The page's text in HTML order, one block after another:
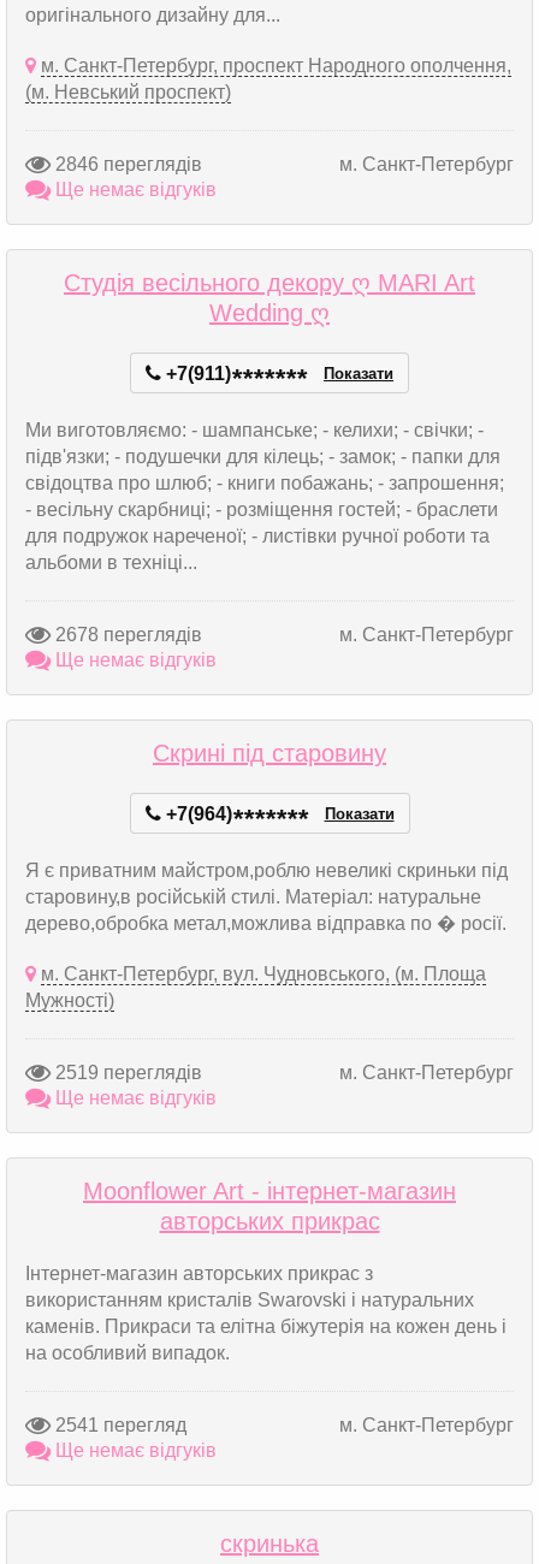
оригінального дизайну для...
м. Санкт-Петербург, проспект Народного ополчення,
(м. Невський проспект)
2846 переглядів
м. Санкт-Петербург
Ще немає відгуків
Студія весільного декору ღ MARI Art
Wedding ღ
+7(911)******* Показати
Ми виготовляємо: - шампанське; - келихи; - свічки; -
підв'язки; - подушечки для кілець; - замок; - папки для
свідоцтва про шлюб; - книги побажань; - запрошення;
- весільну скарбниці; - розміщення гостей; - браслети
для подружок нареченої; - листівки ручної роботи та
альбоми в техніці...
2678 переглядів
м. Санкт-Петербург
Ще немає відгуків
Скрині під старовину
+7(964)******* Показати
Я є приватним майстром,роблю невеликі скриньки під
старовину,в російській стилі. Матеріал: натуральне
дерево,обробка метал,можлива відправка по � росії.
м. Санкт-Петербург, вул. Чудновського, (м. Площа
Мужності)
2519 переглядів
м. Санкт-Петербург
Ще немає відгуків
Moonflower Art - інтернет-магазин
авторських прикрас
Інтернет-магазин авторських прикрас з
використанням кристалів Swarovski і натуральних
каменів. Прикраси та елітна біжутерія на кожен день і
на особливий випадок.
2541 перегляд
м. Санкт-Петербург
Ще немає відгуків
скринька